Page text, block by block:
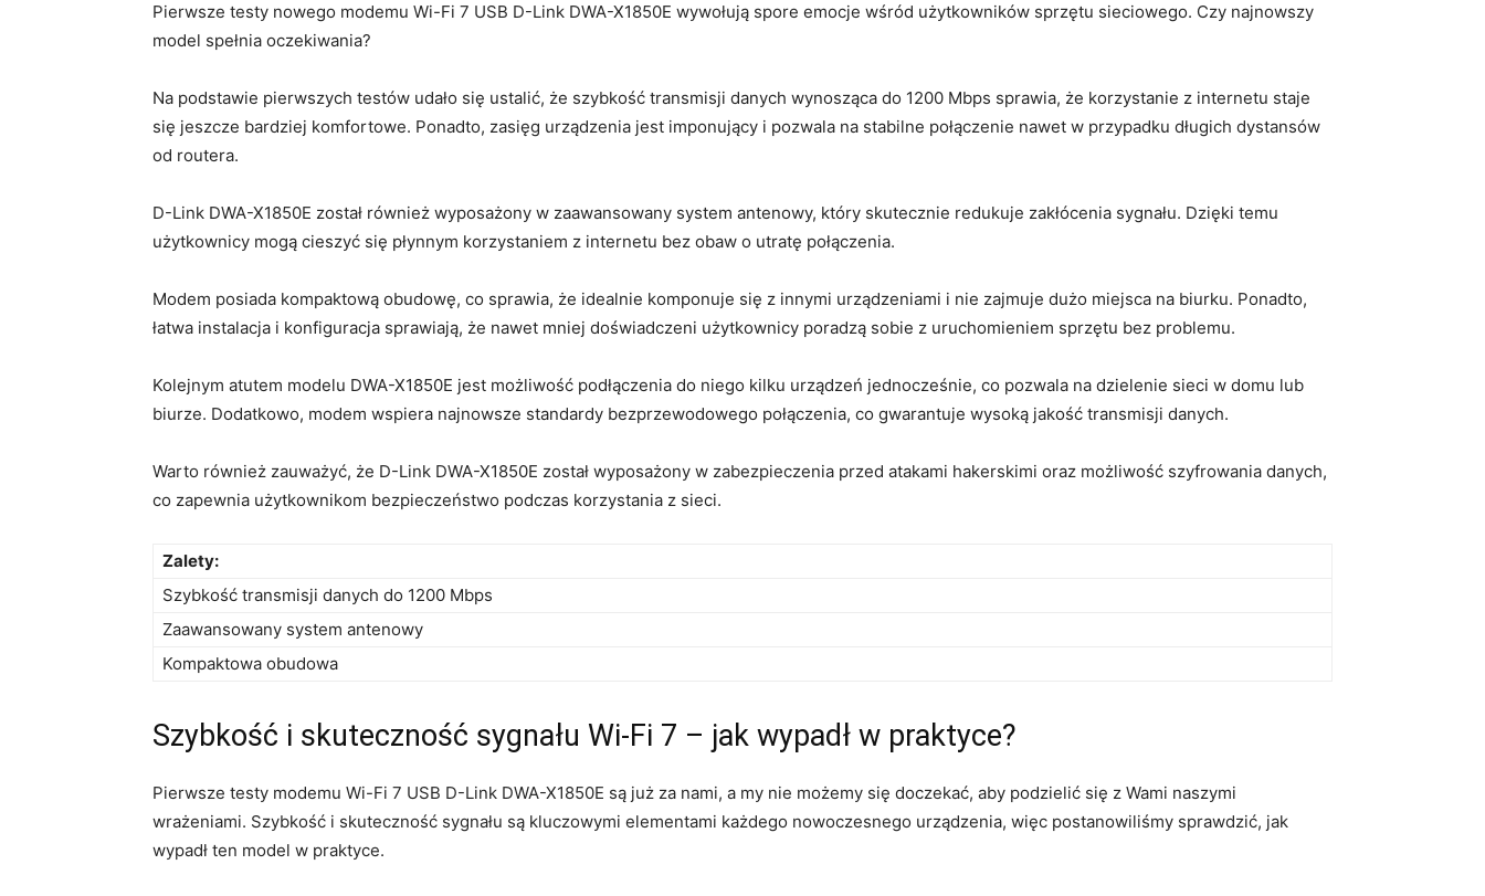
Pierwsze testy nowego ⁣modemu Wi-Fi 7 USB D-Link ⁤DWA-X1850E wywołują spore ‍emocje​ wśród użytkowników sprzętu ⁣sieciowego. Czy najnowszy
model ‍spełnia oczekiwania?
Na podstawie ​pierwszych testów udało się ustalić, że szybkość transmisji‌ danych⁣ wynosząca do ‌1200 Mbps ⁤sprawia, że​ korzystanie ‍z ‌internetu staje⁣
się jeszcze bardziej komfortowe. Ponadto, zasięg urządzenia jest imponujący i ⁤pozwala na stabilne ‌połączenie nawet w ‍przypadku⁣ długich dystansów
od routera.
D-Link DWA-X1850E został również wyposażony w⁢ zaawansowany system‍ antenowy, który skutecznie redukuje zakłócenia sygnału. Dzięki​ temu
użytkownicy mogą cieszyć⁤ się płynnym korzystaniem z internetu‍ bez obaw o utratę⁢ połączenia.
Modem posiada kompaktową obudowę, co sprawia, że⁢ idealnie⁣ komponuje się z innymi urządzeniami i nie zajmuje dużo miejsca na biurku. Ponadto,
łatwa instalacja i konfiguracja sprawiają, że‍ nawet mniej doświadczeni użytkownicy poradzą sobie z​ uruchomieniem sprzętu bez ⁤problemu.
Kolejnym atutem modelu DWA-X1850E jest możliwość podłączenia do niego kilku​ urządzeń jednocześnie, co pozwala ⁤na dzielenie sieci ‍w domu lub
‍biurze. ​Dodatkowo, ⁣modem wspiera najnowsze standardy ⁢bezprzewodowego połączenia, co ‍gwarantuje⁣ wysoką jakość transmisji danych.
Warto również zauważyć, ‌że ‌D-Link DWA-X1850E został wyposażony w zabezpieczenia⁤ przed atakami hakerskimi oraz możliwość szyfrowania danych,⁢
co zapewnia użytkownikom⁢ bezpieczeństwo podczas korzystania ‌z⁢ sieci.
Zalety:
Szybkość transmisji danych do⁢ 1200​ Mbps
Zaawansowany system ​antenowy
Kompaktowa obudowa
Szybkość i skuteczność sygnału Wi-Fi 7 – jak wypadł w⁢ praktyce?
Pierwsze testy modemu Wi-Fi 7 USB⁣ D-Link DWA-X1850E są ⁣już za nami, a my nie możemy‌ się doczekać, aby‍ podzielić się z ‍Wami naszymi
wrażeniami.‍ Szybkość i skuteczność sygnału są kluczowymi elementami każdego ⁤nowoczesnego urządzenia, więc postanowiliśmy sprawdzić, jak
wypadł ‍ten model w praktyce.